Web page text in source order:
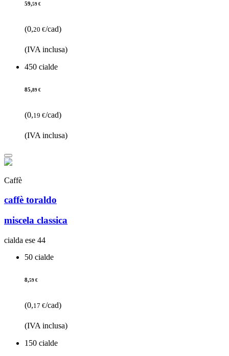
59,59 €
(0,20 €/cad)
(IVA inclusa)
450 cialde
85,89 €
(0,19 €/cad)
(IVA inclusa)
Caffè
caffè toraldo
miscela classica
cialda ese 44
50 cialde
8,59 €
(0,17 €/cad)
(IVA inclusa)
150 cialde